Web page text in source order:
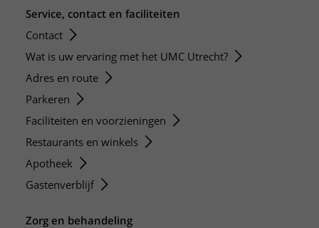
Service, contact en faciliteiten
Contact
Wat is uw ervaring met het UMC Utrecht?
Adres en route
Parkeren
Faciliteiten en voorzieningen
Restaurants en winkels
Apotheek
Gastenverblijf
Zorg en behandeling